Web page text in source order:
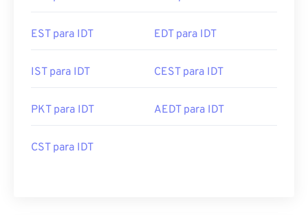
EST para IDT EDT para IDT
IST para IDT CEST para IDT
PKT para IDT AEDT para IDT
CST para IDT